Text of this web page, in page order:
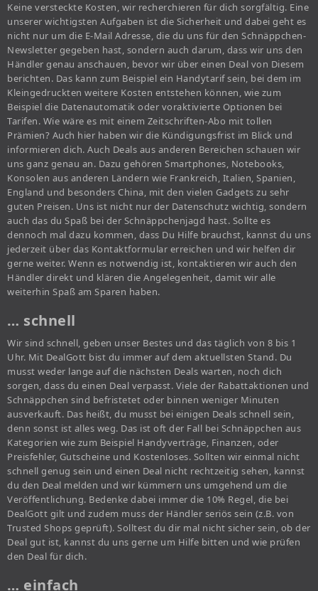
Keine versteckte Kosten, wir recherchieren für dich sorgfältig. Eine
unserer wichtigsten Aufgaben ist die Sicherheit und dabei geht es
nicht nur um die E-Mail Adresse, die du uns für den Schnäppchen-
Newsletter gegeben hast, sondern auch darum, dass wir uns den
Händler genau anschauen, bevor wir über einen Deal von Diesem
berichten. Das kann zum Beispiel ein Handytarif sein, bei dem im
Kleingedruckten weitere Kosten entstehen können, wie zum
Beispiel die Datenautomatik oder voraktivierte Optionen bei
Tarifen. Wie wäre es mit einem Zeitschriften-Abo mit tollen
Prämien? Auch hier haben wir die Kündigungsfrist im Blick und
informieren dich. Auch Deals aus anderen Bereichen schauen wir
uns ganz genau an. Dazu gehören Smartphones, Notebooks,
Konsolen aus anderen Ländern wie Frankreich, Italien, Spanien,
England und besonders China, mit den vielen Gadgets zu sehr
guten Preisen. Uns ist nicht nur der Datenschutz wichtig, sondern
auch das du Spaß bei der Schnäppchenjagd hast. Sollte es
dennoch mal dazu kommen, dass Du Hilfe brauchst, kannst du uns
jederzeit über das Kontaktformular erreichen und wir helfen dir
gerne weiter. Wenn es notwendig ist, kontaktieren wir auch den
Händler direkt und klären die Angelegenheit, damit wir alle
weiterhin Spaß am Sparen haben.
… schnell
Wir sind schnell, geben unser Bestes und das täglich von 8 bis 1
Uhr. Mit DealGott bist du immer auf dem aktuellsten Stand. Du
musst weder lange auf die nächsten Deals warten, noch dich
sorgen, dass du einen Deal verpasst. Viele der Rabattaktionen und
Schnäppchen sind befristetet oder binnen weniger Minuten
ausverkauft. Das heißt, du musst bei einigen Deals schnell sein,
denn sonst ist alles weg. Das ist oft der Fall bei Schnäppchen aus
Kategorien wie zum Beispiel Handyverträge, Finanzen, oder
Preisfehler, Gutscheine und Kostenloses. Sollten wir einmal nicht
schnell genug sein und einen Deal nicht rechtzeitig sehen, kannst
du den Deal melden und wir kümmern uns umgehend um die
Veröffentlichung. Bedenke dabei immer die 10% Regel, die bei
DealGott gilt und zudem muss der Händler seriös sein (z.B. von
Trusted Shops geprüft). Solltest du dir mal nicht sicher sein, ob der
Deal gut ist, kannst du uns gerne um Hilfe bitten und wie prüfen
den Deal für dich.
… einfach